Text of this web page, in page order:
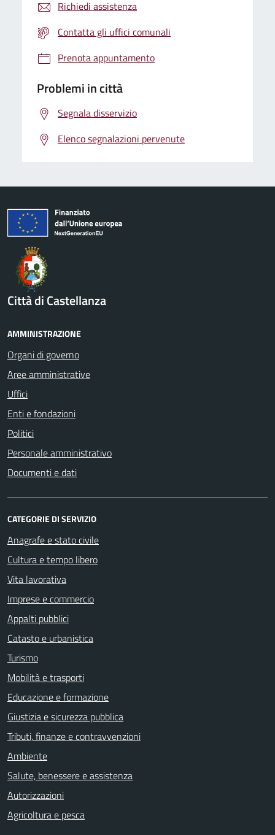
Richiedi assistenza
Contatta gli uffici comunali
Prenota appuntamento
Problemi in città
Segnala disservizio
Elenco segnalazioni pervenute
Città di Castellanza
AMMINISTRAZIONE
Organi di governo
Aree amministrative
Uffici
Enti e fondazioni
Politici
Personale amministrativo
Documenti e dati
CATEGORIE DI SERVIZIO
Anagrafe e stato civile
Cultura e tempo libero
Vita lavorativa
Imprese e commercio
Appalti pubblici
Catasto e urbanistica
Turismo
Mobilità e trasporti
Educazione e formazione
Giustizia e sicurezza pubblica
Tributi, finanze e contravvenzioni
Ambiente
Salute, benessere e assistenza
Autorizzazioni
Agricoltura e pesca